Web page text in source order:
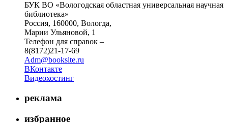
БУК ВО «Вологодская областная универсальная научная
библиотека»
Россия, 160000, Вологда,
Марии Ульяновой, 1
Телефон для справок –
8(8172)21-17-69
Adm@booksite.ru
ВКонтакте
Видеохостинг
реклама
избранное